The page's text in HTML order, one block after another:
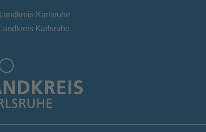
Karlsruhe
Karlsruhe